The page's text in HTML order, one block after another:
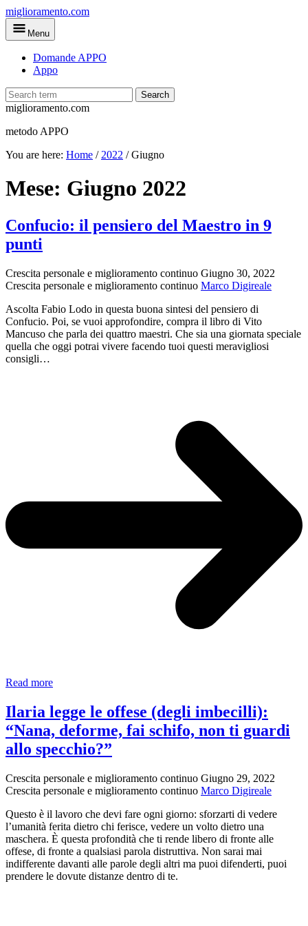
Skip
to
main
miglioramento.com
Menu
Domande APPO
Appo
Search
miglioramento.com
metodo APPO
You are here: Home / 2022 /Giugno
Mese: Giugno 2022
Confucio: il pensiero del Maestro in 9
punti
Crescita personale e miglioramento continuo Giugno 30, 2022
Crescita personale e miglioramento continuo Marco Digireale
Ascolta Fabio Lodo in questa buona sintesi del pensiero di
Confucio. Poi, se vuoi approfondire, compra il libro di Vito
Mancuso che parla dei quattro maestri. Che sia una giornata speciale
quella che oggi potrai vivere facendo tuoi questi meravigliosi
consigli…
Read moreConfucio:
pensiero
del
Maestro
9
Ilaria legge le offese (degli imbecilli):
“Nana, deforme, fai schifo, non ti guardi
allo specchio?”
Crescita personale e miglioramento continuo Giugno 29, 2022
Crescita personale e miglioramento continuo Marco Digireale
Questo è il lavoro che devi fare ogni giorno: sforzarti di vedere
l’umanità ferita dietro chi ferisce, vedere un volto dietro una
maschera. È questa profondità che ti rende libero di fronte alle
offese, di fronte a qualsiasi parola distruttiva. Non sarai mai
indifferente davanti alle parole degli altri ma puoi difenderti, puoi
prendere le dovute distanze dentro di te.